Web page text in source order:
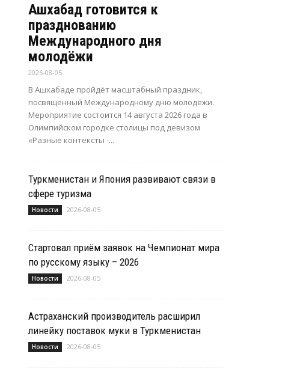
Ашхабад готовится к
празднованию
Международного дня
молодёжи
2026-08-05
В Ашхабаде пройдёт масштабный праздник,
посвящённый Международному дню молодёжи.
Мероприятие состоится 14 августа 2026 года в
Олимпийском городке столицы под девизом
«Разные контексты -...
Туркменистан и Япония развивают связи в
сфере туризма
Новости 2026-08-05
Стартовал приём заявок на Чемпионат мира
по русскому языку – 2026
Новости 2026-08-05
Астраханский производитель расширил
линейку поставок муки в Туркменистан
Новости 2026-08-05